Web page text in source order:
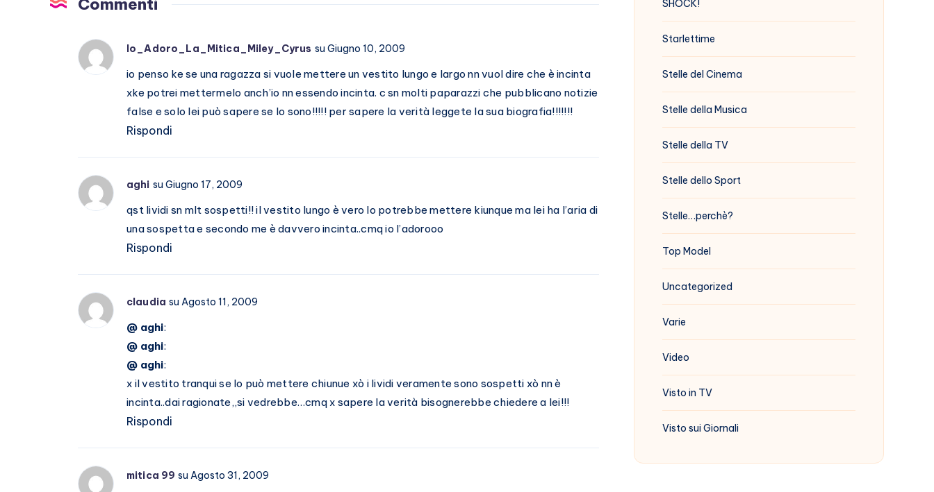
Commenti
Io_Adoro_La_Mitica_Miley_Cyrus su Giugno 10, 2009
io penso ke se una ragazza si vuole mettere un vestito lungo e largo nn vuol dire che è incinta
xke potrei mettermelo anch’io nn essendo incinta. c sn molti paparazzi che pubblicano notizie
false e solo lei può sapere se lo sono!!!!! per sapere la verità leggete la sua biografia!!!!!!!
Rispondi
aghi su Giugno 17, 2009
qst lividi sn mlt sospetti!! il vestito lungo è vero lo potrebbe mettere kiunque ma lei ha l’aria di
una sospetta e secondo me è davvero incinta..cmq io l’adorooo
Rispondi
claudia su Agosto 11, 2009
@ aghi:
@ aghi:
@ aghi:
x il vestito tranqui se lo può mettere chiunue xò i lividi veramente sono sospetti xò nn è
incinta..dai ragionate,,si vedrebbe…cmq x sapere la verità bisognerebbe chiedere a lei!!!
Rispondi
mitica 99 su Agosto 31, 2009
SHOCK!
Starlettime
Stelle del Cinema
Stelle della Musica
Stelle della TV
Stelle dello Sport
Stelle…perchè?
Top Model
Uncategorized
Varie
Video
Visto in TV
Visto sui Giornali